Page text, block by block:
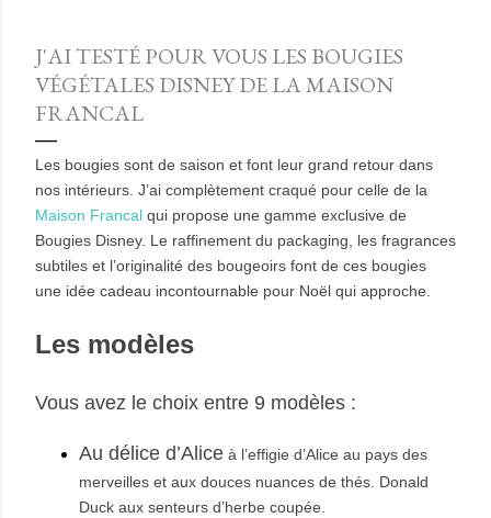
J'AI TESTÉ POUR VOUS LES BOUGIES
VÉGÉTALES DISNEY DE LA MAISON
FRANCAL
Les bougies sont de saison et font leur grand retour dans
nos intérieurs. J’ai complètement craqué pour celle de la
Maison Francal qui propose une gamme exclusive de
Bougies Disney. Le raffinement du packaging, les fragrances
subtiles et l’originalité des bougeoirs font de ces bougies
une idée cadeau incontournable pour Noël qui approche.
Les modèles
Vous avez le choix entre 9 modèles :
Au délice d’Alice à l’effigie d’Alice au pays des
merveilles et aux douces nuances de thés. ­Donald
Duck aux senteurs d’herbe coupée.